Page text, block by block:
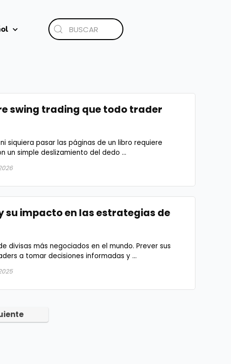
swing trading que todo trader
siquiera pasar las páginas de un libro requiere
un simple deslizamiento del dedo ...
su impacto en las estrategias de
divisas más negociados en el mundo. Prever sus
a tomar decisiones informadas y ...